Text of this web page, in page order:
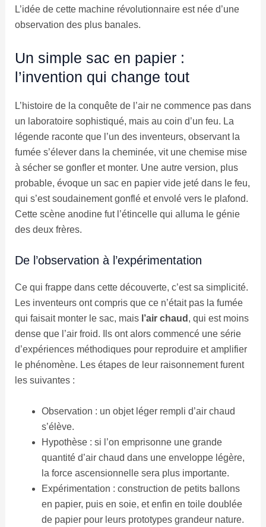
L’idée de cette machine révolutionnaire est née d’une
observation des plus banales.
Un simple sac en papier :
l’invention qui change tout
L’histoire de la conquête de l’air ne commence pas dans
un laboratoire sophistiqué, mais au coin d’un feu. La
légende raconte que l’un des inventeurs, observant la
fumée s’élever dans la cheminée, vit une chemise mise
à sécher se gonfler et monter. Une autre version, plus
probable, évoque un sac en papier vide jeté dans le feu,
qui s’est soudainement gonflé et envolé vers le plafond.
Cette scène anodine fut l’étincelle qui alluma le génie
des deux frères.
De l’observation à l’expérimentation
Ce qui frappe dans cette découverte, c’est sa simplicité.
Les inventeurs ont compris que ce n’était pas la fumée
qui faisait monter le sac, mais l’air chaud , qui est moins
dense que l’air froid. Ils ont alors commencé une série
d’expériences méthodiques pour reproduire et amplifier
le phénomène. Les étapes de leur raisonnement furent
les suivantes :
Observation : un objet léger rempli d’air chaud
s’élève.
Hypothèse : si l’on emprisonne une grande
quantité d’air chaud dans une enveloppe légère,
la force ascensionnelle sera plus importante.
Expérimentation : construction de petits ballons
en papier, puis en soie, et enfin en toile doublée
de papier pour leurs prototypes grandeur nature.